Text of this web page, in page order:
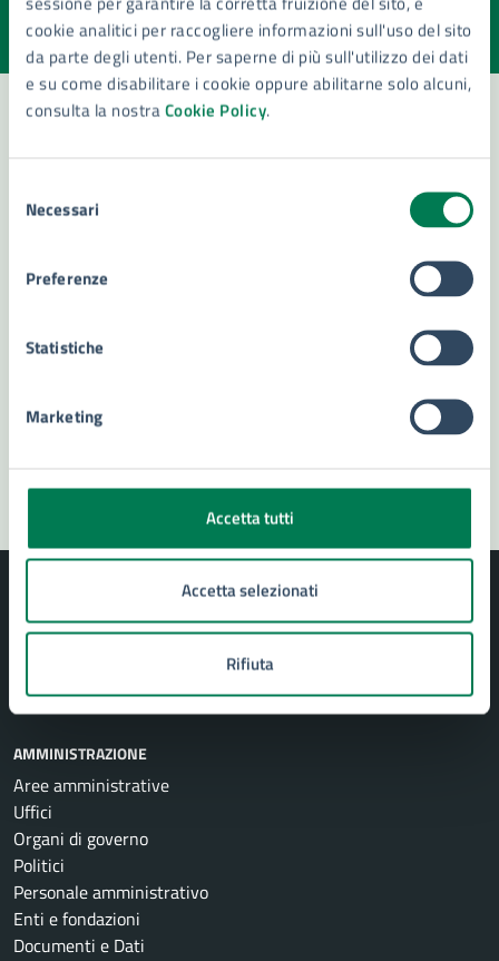
cookie analitici per raccogliere informazioni sull'uso del sito
da parte degli utenti. Per saperne di più sull'utilizzo dei dati
e su come disabilitare i cookie oppure abilitarne solo alcuni,
consulta la nostraCookie Policy.
delNecessari
Preferenze
Statistiche
Marketing
Accetta tutti
Accetta selezionati
Rifiuta
Valuta la chiarezza delle informazioni (da 1 a 5 stelle)
Seleziona il numero di stelle per valutare la chiarezza delle
Valuta 5 stelle su 5
Valuta 4 stelle su 5
Valuta 3 stelle su 5
Valuta 2 stelle su 5
Valuta 1 stelle su 5
Leggi le domande frequenti
Prenota appuntamento
Problemi in città
AMMINISTRAZIONE
Aree amministrative
Uffici
Organi di governo
Politici
Personale amministrativo
Enti e fondazioni
Documenti e Dati